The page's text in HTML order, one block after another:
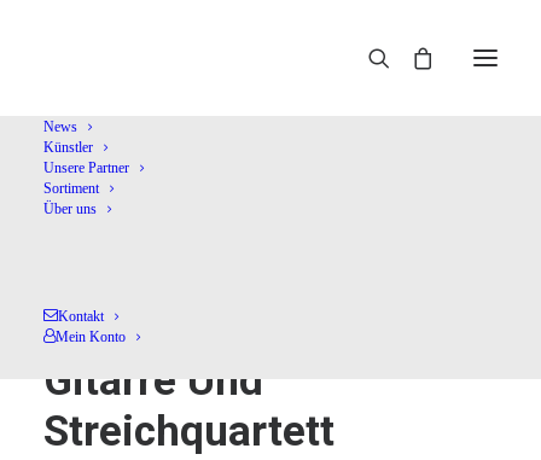
News
Künstler
Unsere Partner
Sortiment
Über uns
Kontakt
Mein Konto
Kammermusik (instrumental)
Spanische
Spanische Musik Für
Gitarre Und
Streichquartett